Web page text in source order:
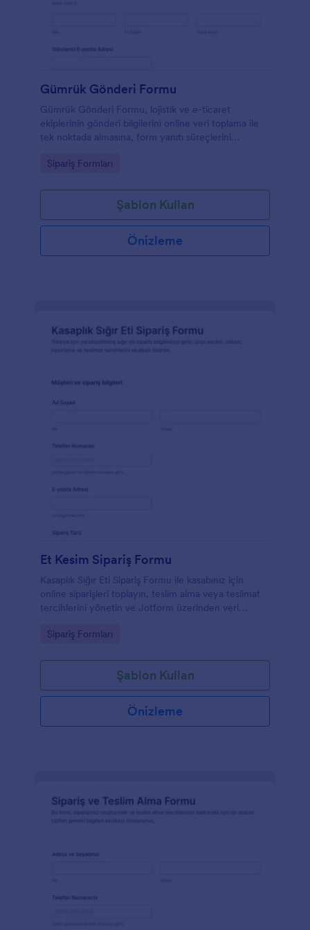
Gümrük Gönderi Formu
Gümrük Gönderi Formu, lojistik ve e-ticaret
ekiplerinin gönderi bilgilerini online veri toplama ile
tek noktada almasına, form yanıtı süreçlerini
yapmasına yardımcı olur.
Go to Category:
Sipariş Formları
Şablon Kullan
Önizleme
Et Kesim Sipariş Formu
Kasaplık Sığır Eti Sipariş Formu ile kasabınız için
online siparişleri toplayın, teslim alma veya teslimat
tercihlerini yönetin ve Jotform üzerinden veri
Go to Category:
Sipariş Formları
Şablon Kullan
Önizleme